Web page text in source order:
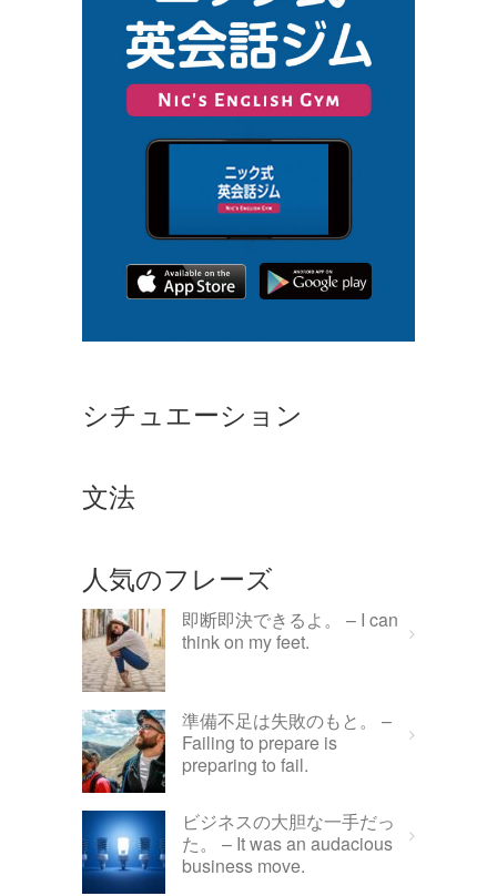
シチュエーション
文法
人気のフレーズ
即断即決できるよ。 – I can
think on my feet.
準備不足は失敗のもと。 –
Failing to prepare is
preparing to fail.
ビジネスの大胆な一手だっ
た。 – It was an audacious
business move.